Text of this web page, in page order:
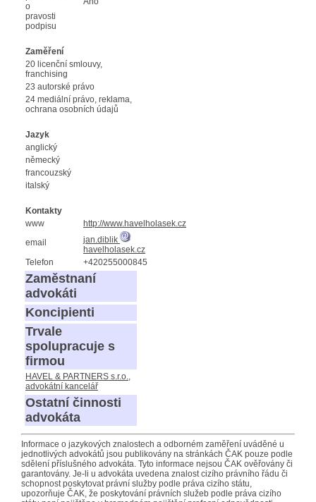
o
pravosti
podpisu
Zaměření
20 licenční smlouvy,
franchising
23 autorské právo
24 mediální právo, reklama,
ochrana osobních údajů
Jazyk
anglický
německý
francouzský
italský
Kontakty
www
http://www.havelholasek.cz
email
jan.diblik
havelholasek.cz
Telefon
+420255000845
Zaměstnaní
advokáti
Koncipienti
Trvale
spolupracuje s
firmou
HAVEL & PARTNERS s.r.o.,
advokátní kancelář
Ostatní činnosti
advokáta
Informace o jazykových znalostech a odborném zaměření uváděné u
jednotlivých advokátů jsou publikovány na stránkách ČAK pouze podle
sdělení příslušného advokáta. Tyto informace nejsou ČAK ověřovány či
garantovány. Je-li u advokáta uvedena znalost cizího právního řádu či
schopnost poskytovat právní služby podle práva cizího státu,
upozorňuje ČAK, že poskytování právních služeb podle práva cizího